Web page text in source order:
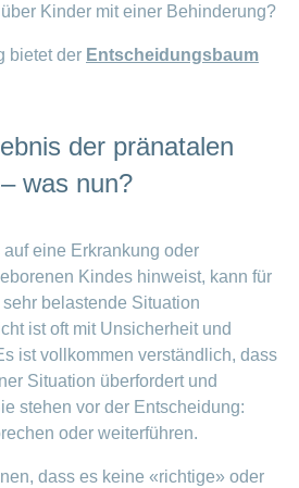
Kinder mit einer Behinderung?
bietet der Entscheidungsbaum
der pränatalen
was nun?
auf eine Erkrankung oder
Kindes hinweist, kann für
belastende Situation
ist oft mit Unsicherheit und
ist vollkommen verständlich, dass
Situation überfordert und
stehen vor der Entscheidung:
oder weiterführen.
dass es keine «richtige» oder